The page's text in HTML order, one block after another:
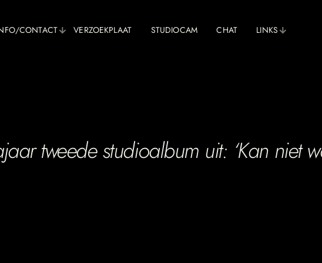
CONTACT VERZOEKPLAAT STUDIOCAM CHAT LINKS
tweede studioalbum uit: ‘Kan niet